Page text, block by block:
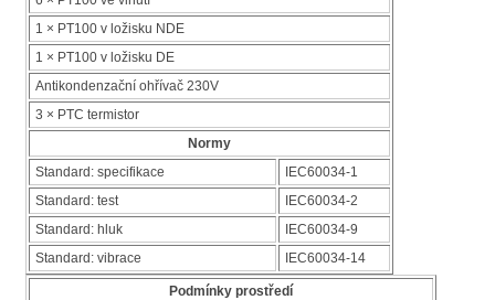
1 × PT100 v ložisku NDE
1 × PT100 v ložisku DE
Antikondenzační ohřívač 230V
3 × PTC termistor
Normy
Standard: specifikace
IEC60034-1
Standard: test
IEC60034-2
Standard: hluk
IEC60034-9
Standard: vibrace
IEC60034-14
Podmínky prostředí